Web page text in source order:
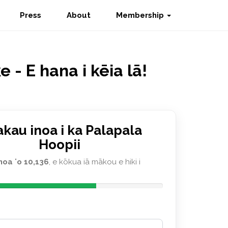
Press About Membership
- E hana i kēia lā!
inoa i ka Palapala
Hoopii
ʻo 10,136, e kōkua iā mākou e hiki i